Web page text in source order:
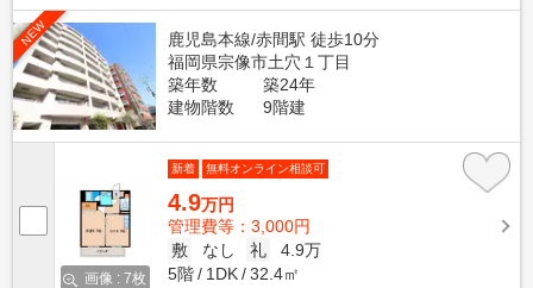
NEW
鹿児島本線/赤間駅 徒歩10分
福岡県宗像市土穴１丁目
築年数
築24年
建物階数
9階建
画像 : 7枚
新着 無料オンライン相談可
4.9万円
管理費等：3,000円
敷
なし 礼
4.9万
5階
1DK 32.4㎡